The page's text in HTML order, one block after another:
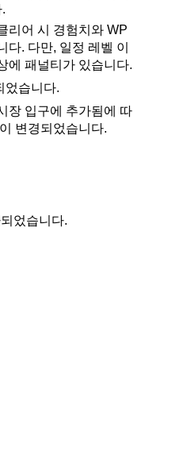
리어 시 경험치와 WP
다. 다만, 일정 레벨 이
에 패널티가 있습니다.
었습니다.
장 입구에 추가됨에 따
변경되었습니다.
었습니다.